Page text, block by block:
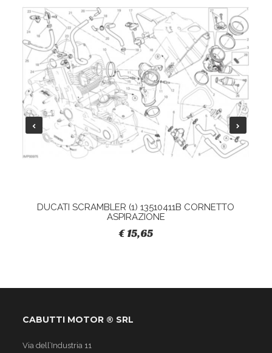
DUCATI SCRAMBLER (1) 13510411B CORNETTO
ASPIRAZIONE
€ 15,65
CABUTTI MOTOR ® SRL
Via dell’Industria 11